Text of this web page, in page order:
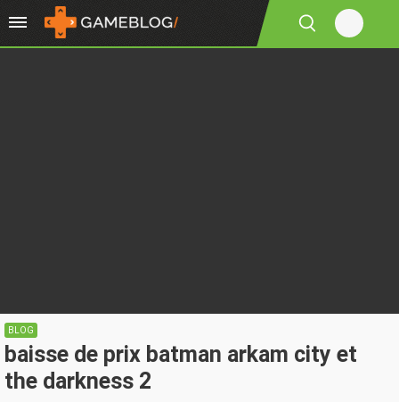
BLOG
baisse de prix batman arkam city et
the darkness 2